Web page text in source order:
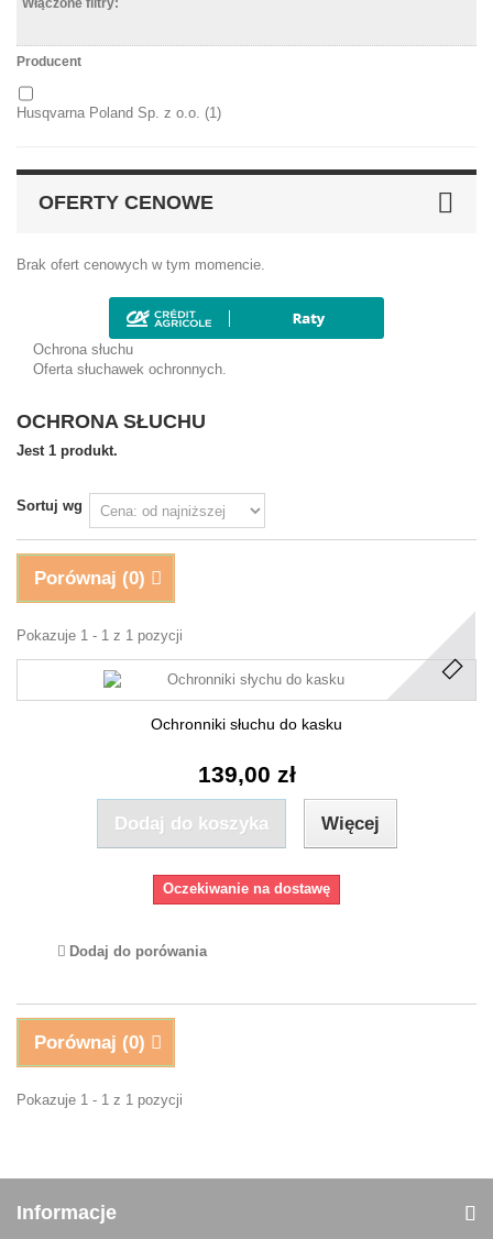
Włączone filtry:
Producent
Husqvarna Poland Sp. z o.o. (1)
OFERTY CENOWE
Brak ofert cenowych w tym momencie.
Ochrona słuchu
Oferta słuchawek ochronnych.
OCHRONA SŁUCHU
Jest 1 produkt.
Sortuj wg
Porównaj (0)
Pokazuje 1 - 1 z 1 pozycji
Ochronniki słuchu do kasku
139,00 zł
Dodaj do koszyka Więcej
Oczekiwanie na dostawę
Dodaj do porówania
Porównaj (0)
Pokazuje 1 - 1 z 1 pozycji
Informacje